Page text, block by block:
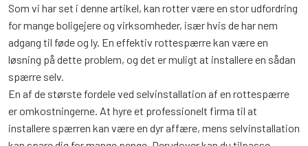
Som vi har set i denne artikel, kan rotter være en stor udfordring
for mange boligejere og virksomheder, især hvis de har nem
adgang til føde og ly. En effektiv rottespærre kan være en
løsning på dette problem, og det er muligt at installere en sådan
spærre selv.
En af de største fordele ved selvinstallation af en rottespærre
er omkostningerne. At hyre et professionelt firma til at
installere spærren kan være en dyr affære, mens selvinstallation